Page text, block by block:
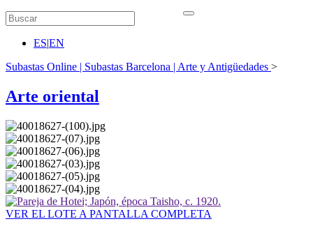
ES|EN
Subastas Online | Subastas Barcelona | Arte y Antigüedades >
Arte oriental
VER EL LOTE A PANTALLA COMPLETA